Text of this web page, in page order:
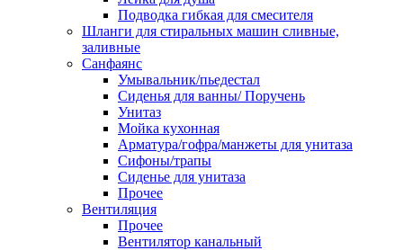
Подводка гибкая для смесителя
Шланги для стиральных машин сливные,
заливные
Санфаянс
Умывальник/пьедестал
Сиденья для ванны/ Поручень
Унитаз
Мойка кухонная
Арматура/гофра/манжеты для унитаза
Сифоны/трапы
Сиденье для унитаза
Прочее
Вентиляция
Прочее
Вентилятор канальный